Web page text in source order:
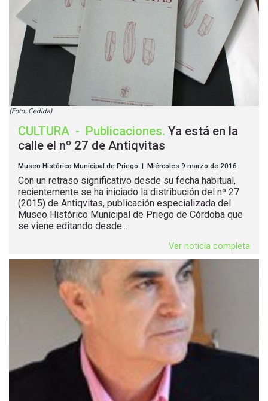
(Foto: Cedida)
CULTURA - Publicaciones. Ya está en la
calle el nº 27 de Antiqvitas
Museo Histórico Municipal de Priego | Miércoles 9 marzo de 2016
Con un retraso significativo desde su fecha habitual,
recientemente se ha iniciado la distribución del nº 27
(2015) de Antiqvitas, publicación especializada del
Museo Histórico Municipal de Priego de Córdoba que
se viene editando desde...
Ver noticia completa